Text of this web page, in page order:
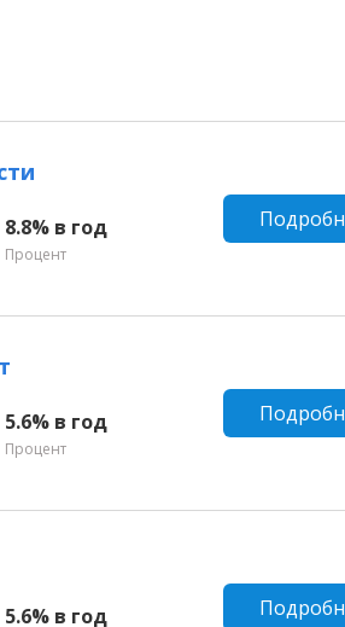
8.8% в год
Процент
5.6% в год
Процент
5.6% в год